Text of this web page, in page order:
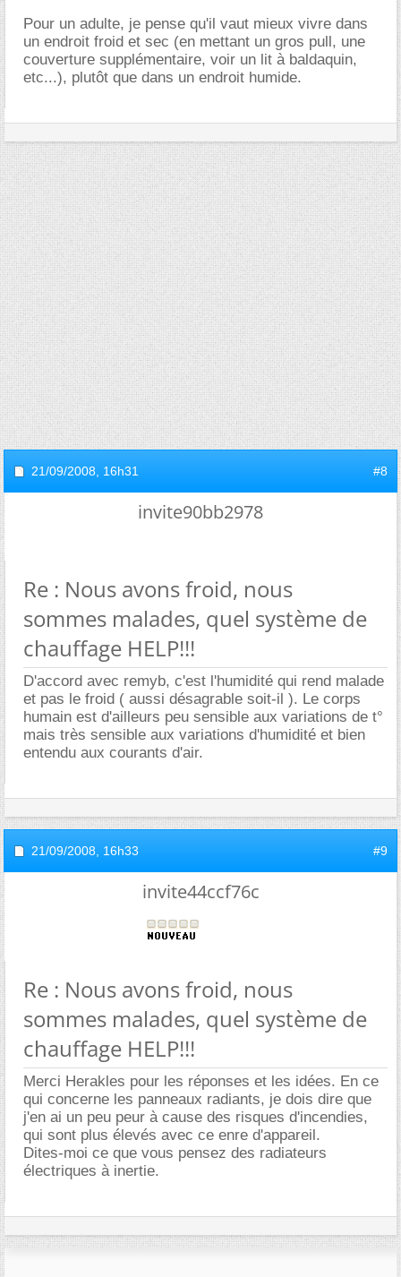
Pour un adulte, je pense qu'il vaut mieux vivre dans
un endroit froid et sec (en mettant un gros pull, une
couverture supplémentaire, voir un lit à baldaquin,
etc...), plutôt que dans un endroit humide.
21/09/2008, 16h31 #8
invite90bb2978
Re : Nous avons froid, nous
sommes malades, quel système de
chauffage HELP!!!
D'accord avec remyb, c'est l'humidité qui rend malade
et pas le froid ( aussi désagrable soit-il ). Le corps
humain est d'ailleurs peu sensible aux variations de t°
mais très sensible aux variations d'humidité et bien
entendu aux courants d'air.
21/09/2008, 16h33 #9
invite44ccf76c
Re : Nous avons froid, nous
sommes malades, quel système de
chauffage HELP!!!
Merci Herakles pour les réponses et les idées. En ce
qui concerne les panneaux radiants, je dois dire que
j'en ai un peu peur à cause des risques d'incendies,
qui sont plus élevés avec ce enre d'appareil.
Dites-moi ce que vous pensez des radiateurs
électriques à inertie.